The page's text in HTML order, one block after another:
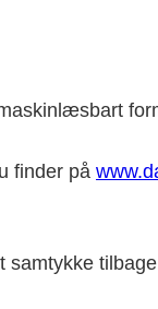
finder på
samtykke